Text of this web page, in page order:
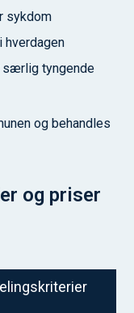
sykdom
hverdagen
særlig tyngende
og behandles
og priser